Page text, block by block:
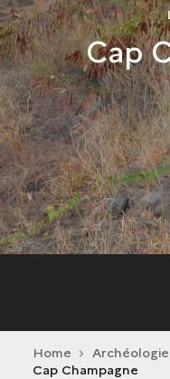
Cap
Home
Cap Champagne